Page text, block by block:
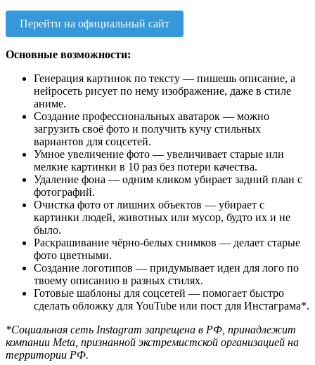
Перейти на официальный сайт
Основные возможности:
Генерация картинок по тексту — пишешь описание, а
нейросеть рисует по нему изображение, даже в стиле
аниме.
Создание профессиональных аватарок — можно
загрузить своё фото и получить кучу стильных
вариантов для соцсетей.
Умное увеличение фото — увеличивает старые или
мелкие картинки в 10 раз без потери качества.
Удаление фона — одним кликом убирает задний план с
фотографий.
Очистка фото от лишних объектов — убирает с
картинки людей, животных или мусор, будто их и не
было.
Раскрашивание чёрно-белых снимков — делает старые
фото цветными.
Создание логотипов — придумывает идеи для лого по
твоему описанию в разных стилях.
Готовые шаблоны для соцсетей — помогает быстро
сделать обложку для YouTube или пост для Инстаграма*.
*Социальная сеть Instagram запрещена в РФ, принадлежит
компании Meta, признанной экстремистской организацией на
территории РФ.